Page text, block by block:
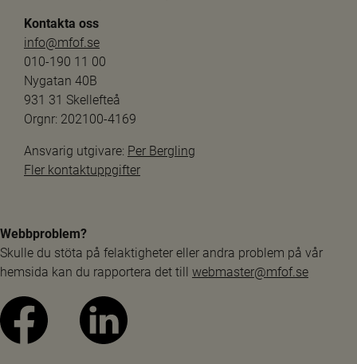
Kontakta oss
info@mfof.se
010-190 11 00
Nygatan 40B
931 31 Skellefteå
Orgnr: 202100-4169
Ansvarig utgivare: Per Bergling
Fler kontaktuppgifter
Webbproblem?
Skulle du stöta på felaktigheter eller andra problem på vår
hemsida kan du rapportera det till webmaster@mfof.se